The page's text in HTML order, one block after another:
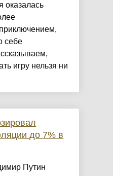
оказалась
себе
игру нельзя ни
до 7% в
Путин